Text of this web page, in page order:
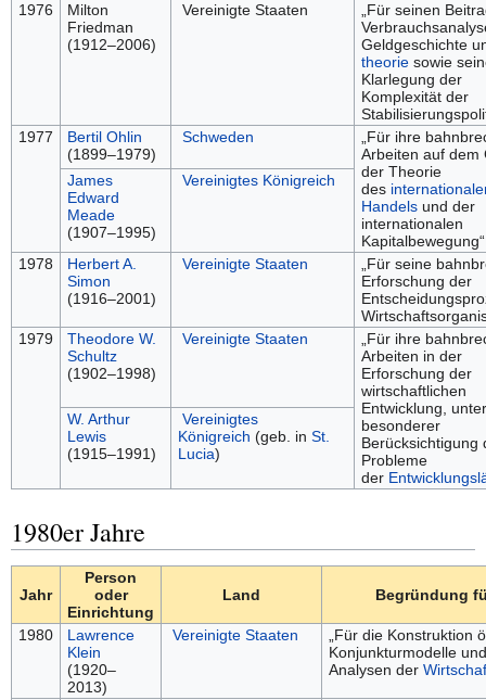
1976
Milton
Friedman
(1912–2006)
Vereinigte Staaten
„Für seinen
Geldgeschichte
theoriesowie
Klarlegung der
Komplexität der
1977
Bertil Ohlin
(1899–1979)
Schweden
„Für ihre
Arbeiten auf dem
der Theorie
des
Handelsund der
internationalen
Kapitalbewegung“
James
Edward
Meade
(1907–1995)
Vereinigtes Königreich
1978
Herbert A.
Simon
(1916–2001)
Vereinigte Staaten
„Für seine
Erforschung der
1979
Theodore W.
Schultz
(1902–1998)
Vereinigte Staaten
„Für ihre
Arbeiten in der
Erforschung der
wirtschaftlichen
Entwicklung, unter
besonderer
Berücksichtigung
Probleme
der
W. Arthur
Lewis
(1915–1991)
Vereinigtes
Königreich (geb. in St.
Lucia)
1980er Jahre
Jahr
Person
oder
Einrichtung
Land Begründung
1980
Lawrence
Klein
(1920–
2013)
Vereinigte Staaten
„Für die Konstruktion
Konjunkturmodelle
Analysen der